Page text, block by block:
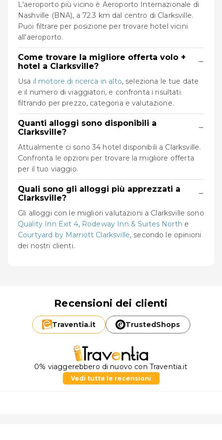
L'aeroporto più vicino è Aeroporto Internazionale di
Nashville (BNA), a 72.3 km dal centro di Clarksville.
Puoi filtrare per posizione per trovare hotel vicini
all'aeroporto.
Come trovare la migliore offerta volo +
hotel a Clarksville?
−
Usa il motore di ricerca in alto, seleziona le tue date
e il numero di viaggiatori, e confronta i risultati
filtrando per prezzo, categoria e valutazione.
Quanti alloggi sono disponibili a
Clarksville?
−
Attualmente ci sono 34 hotel disponibili a Clarksville.
Confronta le opzioni per trovare la migliore offerta
per il tuo viaggio.
Quali sono gli alloggi più apprezzati a
Clarksville?
−
Gli alloggi con le migliori valutazioni a Clarksville sono
Quality Inn Exit 4, Rodeway Inn & Suites North e
Courtyard by Marriott Clarksville, secondo le opinioni
dei nostri clienti.
Recensioni dei clienti
Traventia.it TrustedShops
0% viaggerebbero di nuovo con Traventia.it
Vedi tutte le recensioni